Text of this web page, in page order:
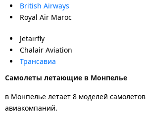
British Airways
Royal Air Maroc
Jetairfly
Chalair Aviation
Трансавиа
Самолеты летающие в Монпелье
в Монпелье летает 8 моделей
авиакомпаний.